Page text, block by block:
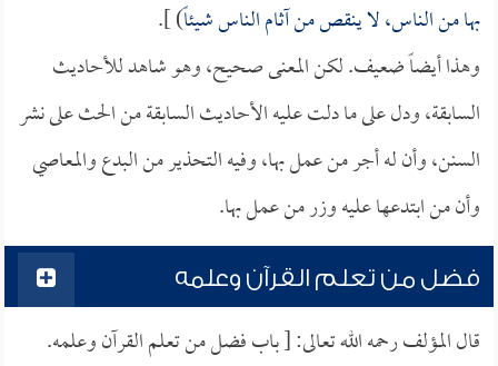
بها من الناس، لا ينقص من آثام الناس شيئاً) ].
وهذا أيضاً ضعيف. لكن المعنى صحيح، وهو شاهد للأحاديث
السابقة، ودل على ما دلت عليه الأحاديث السابقة من الحث على نشر
السنن، وأن له أجر من عمل بها، وفيه التحذير من البدع والمعاصي
وأن من ابتدعها عليه وزر من عمل بها.
فضل من تعلم القرآن وعلمه
قال المؤلف رحمه الله تعالى: [ باب فضل من تعلم القرآن وعلمه.